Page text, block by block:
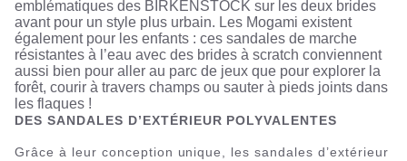
emblématiques des BIRKENSTOCK sur les deux brides
avant pour un style plus urbain. Les Mogami existent
également pour les enfants : ces sandales de marche
résistantes à l’eau avec des brides à scratch conviennent
aussi bien pour aller au parc de jeux que pour explorer la
forêt, courir à travers champs ou sauter à pieds joints dans
les flaques !
DES SANDALES D’EXTÉRIEUR POLYVALENTES
Grâce à leur conception unique, les sandales d’extérieur